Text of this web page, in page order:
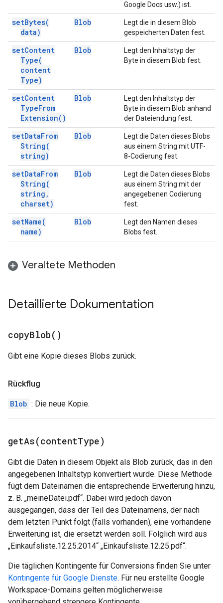
Google Docs usw.) ist.
setBytes(
data)
Blob
Legt die in diesem Blob
gespeicherten Daten fest.
setContent
Type(
content
Type)
Blob
Legt den Inhaltstyp der
Byte in diesem Blob fest.
setContent
TypeFrom
Extension( )
Blob
Legt den Inhaltstyp der
Byte in diesem Blob anhand
der Dateiendung fest.
setDataFrom
String(
string)
Blob
Legt die Daten dieses Blobs
aus einem String mit UTF-
8-Codierung fest.
setDataFrom
String(
string ,
charset)
Blob
Legt die Daten dieses Blobs
aus einem String mit der
angegebenen Codierung
fest.
setName(
name)
Blob
Legt den Namen dieses
Blobs fest.
Veraltete Methoden
Detaillierte Dokumentation
copyBlob( )
Gibt eine Kopie dieses Blobs zurück.
Rückflug
Blob : Die neue Kopie.
getAs(contentType)
Gibt die Daten in diesem Objekt als Blob zurück, das in den
angegebenen Inhaltstyp konvertiert wurde. Diese Methode
fügt dem Dateinamen die entsprechende Erweiterung hinzu,
z. B. „meineDatei.pdf“. Dabei wird jedoch davon
ausgegangen, dass der Teil des Dateinamens, der nach
dem letzten Punkt folgt (falls vorhanden), eine vorhandene
Erweiterung ist, die ersetzt werden soll. Folglich wird aus
„Einkaufsliste.12.25.2014“ „Einkaufsliste.12.25.pdf“.
Die täglichen Kontingente für Conversions finden Sie unter
Kontingente für Google Dienste. Für neu erstellte Google
Workspace-Domains gelten möglicherweise